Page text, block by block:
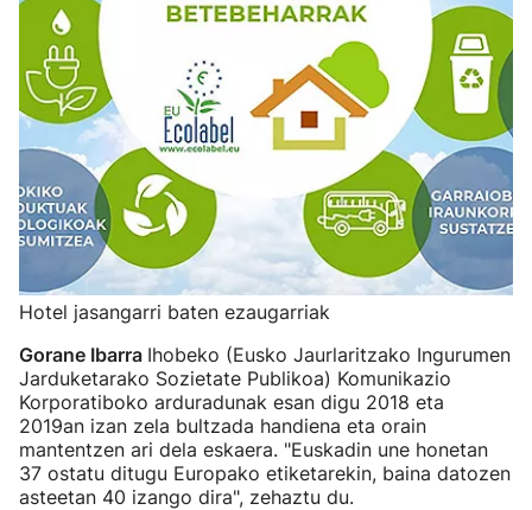
Hotel jasangarri baten ezaugarriak
Gorane Ibarra Ihobeko (Eusko Jaurlaritzako Ingurumen
Jarduketarako Sozietate Publikoa) Komunikazio
Korporatiboko arduradunak esan digu 2018 eta
2019an izan zela bultzada handiena eta orain
mantentzen ari dela eskaera. "Euskadin une honetan
37 ostatu ditugu Europako etiketarekin, baina datozen
asteetan 40 izango dira", zehaztu du.